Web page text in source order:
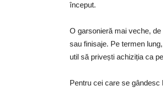
început.
O garsonieră mai veche,
sau finisaje. Pe termen
util să privești achiziția ca
Pentru cei care se gândesc